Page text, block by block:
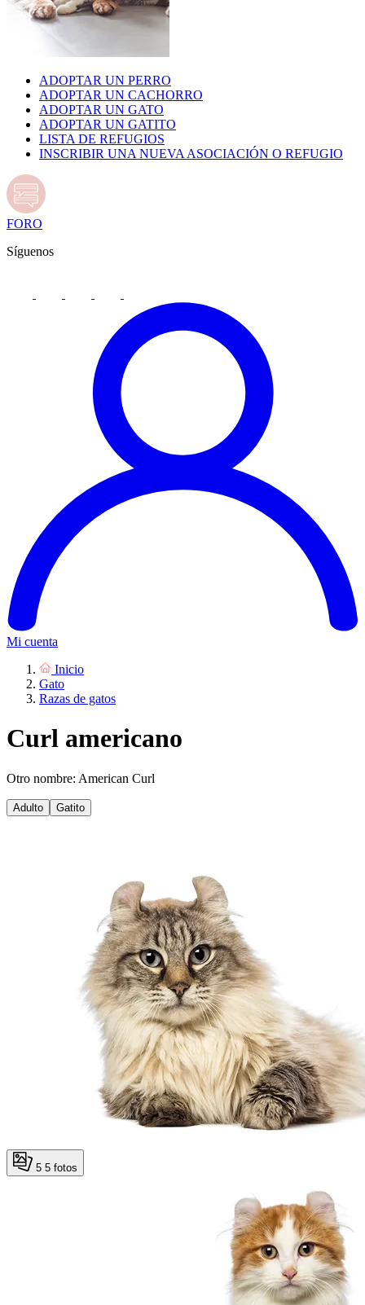
ADOPTAR UN PERRO
ADOPTAR UN CACHORRO
ADOPTAR UN GATO
ADOPTAR UN GATITO
LISTA DE REFUGIOS
INSCRIBIR UNA NUEVA ASOCIACIÓN O REFUGIO
FORO
Síguenos
Mi cuenta
Inicio
Gato
Razas de gatos
Curl americano
Otro nombre: American Curl
Adulto Gatito
5 5 fotos